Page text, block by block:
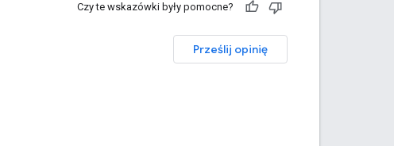
Czy te wskazówki były pomocne?
Prześlij opinię